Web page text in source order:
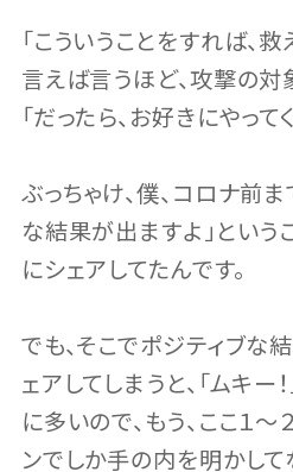
「こういうことをすれば、
言えば言うほど、攻撃の対
「だったら、お好きにやって
ぶっちゃけ、僕、コロナ前ま
な結果が出ますよ」という
にシェアしてたんです。
でも、そこでポジティブな
ェアしてしまうと、「ムキ
に多いので、もう、ここ１
ンでしか手の内を明かして